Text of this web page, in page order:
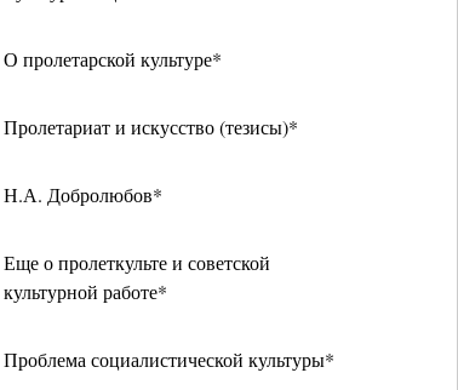
О пролетарской культуре*
Пролетариат и искусство (тезисы)*
Н.А. Добролюбов*
Еще о пролеткульте и советской
культурной работе*
Проблема социалистической культуры*